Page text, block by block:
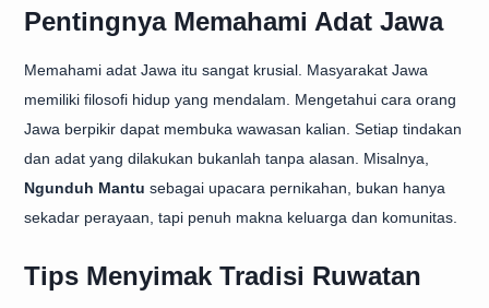
Pentingnya Memahami Adat Jawa
Memahami adat Jawa itu sangat krusial. Masyarakat Jawa
memiliki filosofi hidup yang mendalam. Mengetahui cara orang
Jawa berpikir dapat membuka wawasan kalian. Setiap tindakan
dan adat yang dilakukan bukanlah tanpa alasan. Misalnya,
Ngunduh Mantu sebagai upacara pernikahan, bukan hanya
sekadar perayaan, tapi penuh makna keluarga dan komunitas.
Tips Menyimak Tradisi Ruwatan